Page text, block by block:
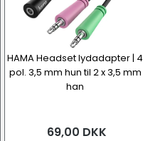
HAMA Headset lydadapter | 4
pol. 3,5 mm hun til 2 x 3,5 mm
han
69,00 DKK